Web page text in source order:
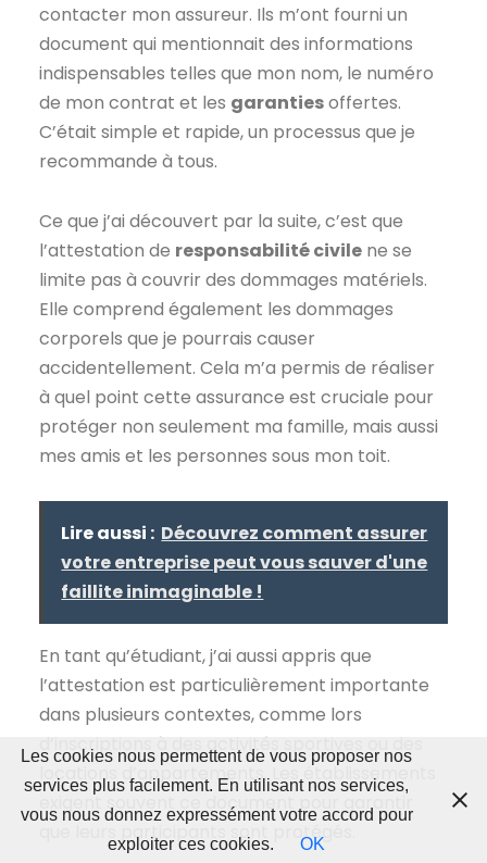
contacter mon assureur. Ils m’ont fourni un
document qui mentionnait des informations
indispensables telles que mon nom, le numéro
de mon contrat et les garantiesoffertes.
C’était simple et rapide, un processus que je
recommande à tous.
Ce que j’ai découvert par la suite, c’est que
l’attestation de responsabilité civile ne se
limite pas à couvrir des dommages matériels.
Elle comprend également les dommages
corporels que je pourrais causer
accidentellement. Cela m’a permis de réaliser
à quel point cette assurance est cruciale pour
protéger non seulement ma famille, mais aussi
mes amis et les personnes sous mon toit.
Lire aussi : Découvrez comment assurer
votre entreprise peut vous sauver d'une
faillite inimaginable !
En tant qu’étudiant, j’ai aussi appris que
l’attestation est particulièrement importante
dans plusieurs contextes, comme lors
d’inscriptions à des activités sportives ou des
locations d’appartements. Les établissements
exigent souvent ce document pour garantir
que leurs participants sont protégés.
Les cookies nous permettent de vous proposer nos
services plus facilement. En utilisant nos services,
vous nous donnez expressément votre accord pour
exploiter ces cookies.
OK